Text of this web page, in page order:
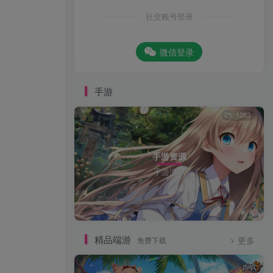
社交账号登录
微信登录
手游
手游资源
手游源码
1283
精品端游 免费下载 更多